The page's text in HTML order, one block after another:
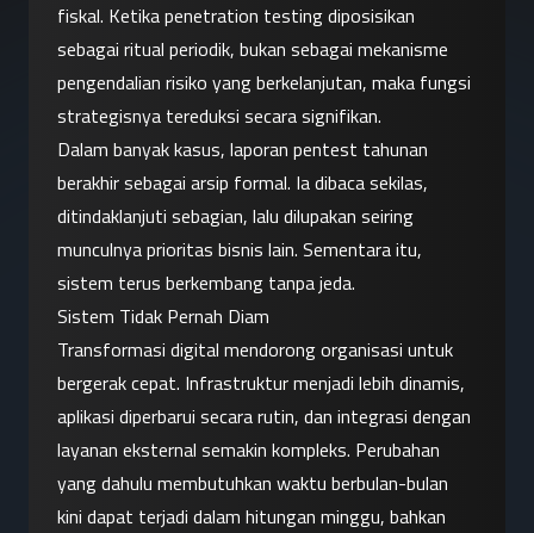
fiskal. Ketika penetration testing diposisikan
sebagai ritual periodik, bukan sebagai mekanisme
pengendalian risiko yang berkelanjutan, maka fungsi
strategisnya tereduksi secara signifikan.
Dalam banyak kasus, laporan pentest tahunan
berakhir sebagai arsip formal. Ia dibaca sekilas,
ditindaklanjuti sebagian, lalu dilupakan seiring
munculnya prioritas bisnis lain. Sementara itu,
sistem terus berkembang tanpa jeda.
Sistem Tidak Pernah Diam
Transformasi digital mendorong organisasi untuk
bergerak cepat. Infrastruktur menjadi lebih dinamis,
aplikasi diperbarui secara rutin, dan integrasi dengan
layanan eksternal semakin kompleks. Perubahan
yang dahulu membutuhkan waktu berbulan-bulan
kini dapat terjadi dalam hitungan minggu, bahkan